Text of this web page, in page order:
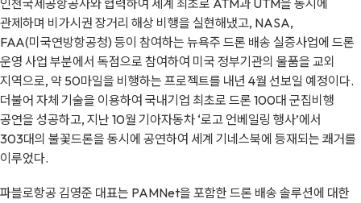
인천국제공항공사와 협력하여 세계 최초로 ATM과 UTM을 동시에
관제하며 비가시권 장거리 해상 비행을 실현해냈고, NASA,
FAA(미국연방항공청) 등이 참여하는 뉴욕주 드론 배송 실증사업에 드론
운영 사업 부분에서 독점으로 참여하여 미국 정부기관의 물품을 교외
지역으로, 약 50마일을 비행하는 프로젝트를 내년 4월 선보일 예정이다.
더불어 자체 기술을 이용하여 국내기업 최초로 드론 100대 군집비행
공연을 성공하고, 지난 10월 기아자동차 ‘로고 언베일링 행사’에서
303대의 불꽃드론을 동시에 공연하여 세계 기네스북에 등재되는 쾌거를
이루었다.
파블로항공 김영준 대표는 PAMNet을 포함한 드론 배송 솔루션에 대한